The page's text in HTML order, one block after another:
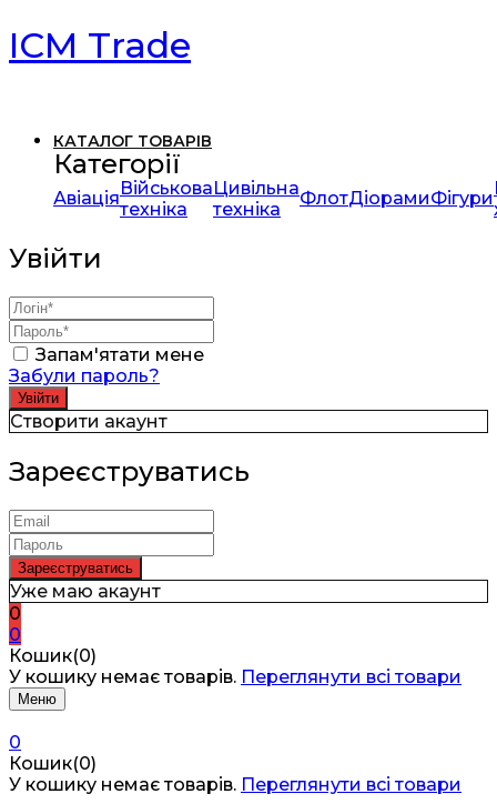
ICM Trade
КАТАЛОГ ТОВАРІВ
Категорії
АвіаціяВійськова
техніка
Цивільна
техніка
ФлотДіорамиФігури
Увійти
Запам'ятати мене
Забули пароль?
Створити акаунт
Зареєструватись
Уже маю акаунт
0
0
Кошик(0)
У кошику немає товарів. Переглянути всі товари
Меню
0
Кошик(0)
У кошику немає товарів. Переглянути всі товари